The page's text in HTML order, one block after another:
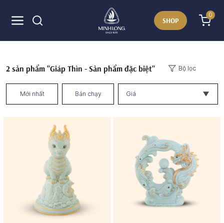
SHOP
0
2 sản phẩm "Giáp Thìn - Sản phẩm đặc biệt" Bộ lọc
Mới nhất Bán chạy Giá